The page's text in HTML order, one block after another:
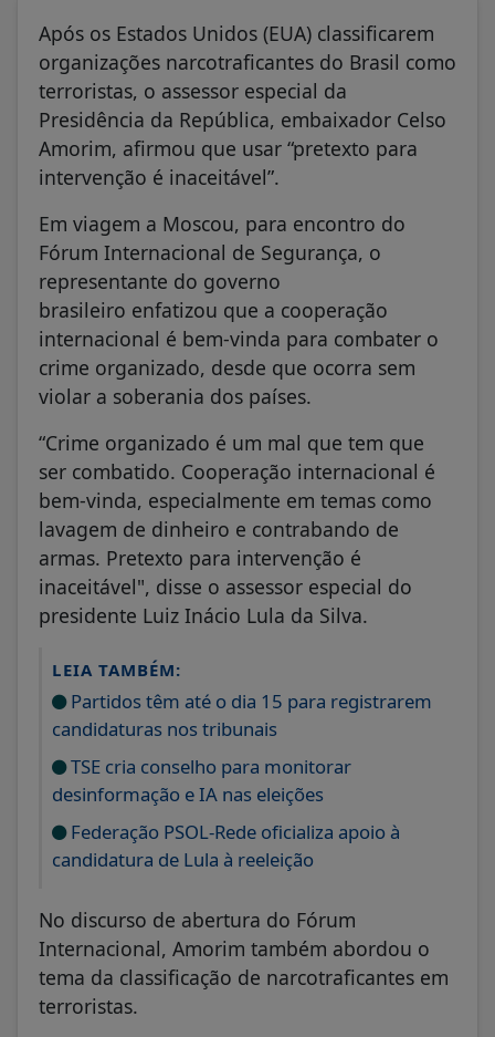
Após os Estados Unidos (EUA) classificarem
organizações narcotraficantes do Brasil como
terroristas, o assessor especial da
Presidência da República, embaixador Celso
Amorim, afirmou que usar “pretexto para
intervenção é inaceitável”.
Em viagem a Moscou, para encontro do
Fórum Internacional de Segurança, o
representante do governo
brasileiro enfatizou que a cooperação
internacional é bem-vinda para combater o
crime organizado, desde que ocorra sem
violar a soberania dos países.
“Crime organizado é um mal que tem que
ser combatido. Cooperação internacional é
bem-vinda, especialmente em temas como
lavagem de dinheiro e contrabando de
armas. Pretexto para intervenção é
inaceitável", disse o assessor especial do
presidente Luiz Inácio Lula da Silva.
LEIA TAMBÉM:
Partidos têm até o dia 15 para registrarem
candidaturas nos tribunais
TSE cria conselho para monitorar
desinformação e IA nas eleições
Federação PSOL-Rede oficializa apoio à
candidatura de Lula à reeleição
No discurso de abertura do Fórum
Internacional, Amorim também abordou o
tema da classificação de narcotraficantes em
terroristas.